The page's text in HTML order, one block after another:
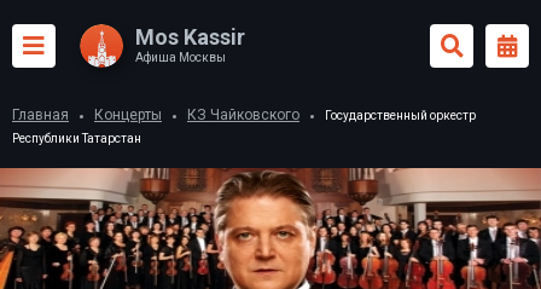
Mos Kassir
Афиша Москвы
Главная Концерты КЗ Чайковского
Государственный оркестр
Республики Татарстан